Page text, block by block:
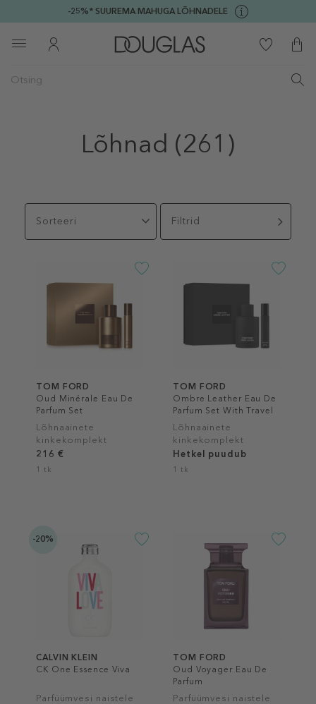
-25%* SUUREMA MAHUGA LÕHNADELE
Lõhnad (261)
Sorteeri Filtrid
TOM FORD
Oud Minérale Eau De
Parfum Set
Lõhnaainete
kinkekomplekt
216 €
1 tk
TOM FORD
Ombre Leather Eau De
Parfum Set With Travel
Spray
Lõhnaainete
kinkekomplekt
Hetkel puudub
1 tk
-20%
CALVIN KLEIN
CK One Essence Viva
Parfüümvesi naistele
TOM FORD
Oud Voyager Eau De
Parfum
Parfüümvesi naistele